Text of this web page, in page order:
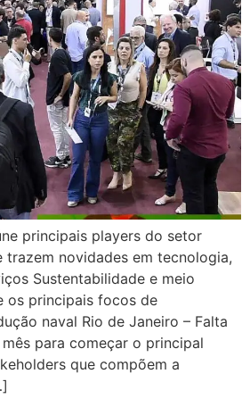
principais players do setor
trazem novidades em tecnologia,
Sustentabilidade e meio
os principais focos de
naval Rio de Janeiro – Falta
para começar o principal
que compõem a